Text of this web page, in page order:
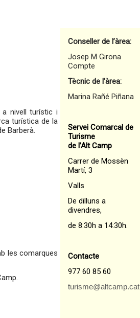
a nivell turístic i
turística de la
Barberà.
les comarques
Conseller de l’àrea:
Josep M Girona
Compte
Tècnic de l’àrea:
Marina Rañé Piñana
Servei Comarcal de
Turisme
de l’Alt Camp
Carrer de Mossèn
Martí, 3
Valls
De dilluns a
divendres,
de 8:30h a 14:30h.
Contacte
977 60 85 60
turisme@altcamp.cat